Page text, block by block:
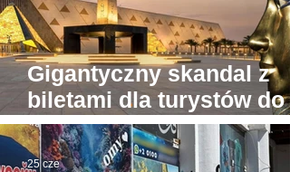
Gigantyczny skandal z
biletami dla turystów do
Wielkiego Muzeum
Egipskiego
25 cze